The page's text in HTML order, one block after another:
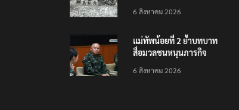
บังเอิญ ไม่เข้าข่าย ‘เสือ
6 สิงหาคม 2026
แม่ทัพน้อยที่ 2 ย้ำบทบาท
สื่อมวลชนหนุนภารกิจ
6 สิงหาคม 2026